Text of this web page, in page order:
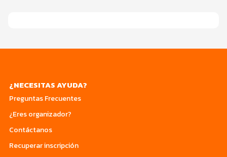
¿NECESITAS AYUDA?
Preguntas Frecuentes
¿Eres organizador?
Contáctanos
Recuperar inscripción